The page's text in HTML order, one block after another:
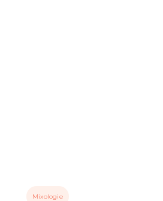
Mixologie